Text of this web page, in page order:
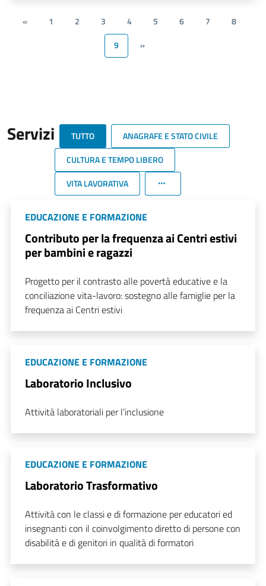
« 1 2 3 4 5 6 7
8
9
»
Servizi TUTTO
ANAGRAFE E STATO CIVILE
CULTURA E TEMPO LIBERO
VITA LAVORATIVA
EDUCAZIONE E FORMAZIONE
Contributo per la frequenza ai Centri estivi
per bambini e ragazzi
Progetto per il contrasto alle povertà educative e la
conciliazione vita-lavoro: sostegno alle famiglie per la
frequenza ai Centri estivi
EDUCAZIONE E FORMAZIONE
Laboratorio Inclusivo
Attività laboratoriali per l’inclusione
EDUCAZIONE E FORMAZIONE
Laboratorio Trasformativo
Attività con le classi e di formazione per educatori ed
insegnanti con il coinvolgimento diretto di persone con
disabilità e di genitori in qualità di formatori